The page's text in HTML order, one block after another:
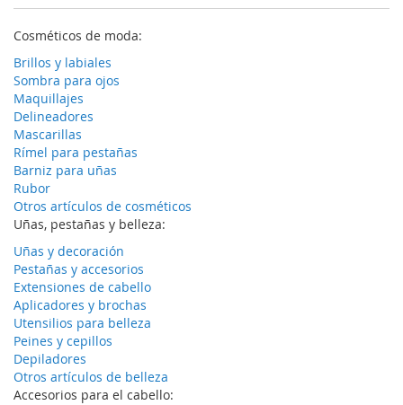
Cosméticos de moda:
Brillos y labiales
Sombra para ojos
Maquillajes
Delineadores
Mascarillas
Rímel para pestañas
Barniz para uñas
Rubor
Otros artículos de cosméticos
Uñas, pestañas y belleza:
Uñas y decoración
Pestañas y accesorios
Extensiones de cabello
Aplicadores y brochas
Utensilios para belleza
Peines y cepillos
Depiladores
Otros artículos de belleza
Accesorios para el cabello: